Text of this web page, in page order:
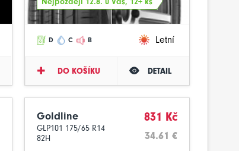
D C B Letní
DO KOŠÍKU DETAIL
Goldline
GLP101 175/65 R14
82H
831 Kč
34.61 €